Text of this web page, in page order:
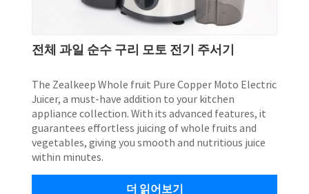
전체 과일 순수 구리 모토 전기 주서기
The Zealkeep Whole fruit Pure Copper Moto Electric
Juicer, a must-have addition to your kitchen
appliance collection. With its advanced features, it
guarantees effortless juicing of whole fruits and
vegetables, giving you smooth and nutritious juice
within minutes.
더 읽어보기